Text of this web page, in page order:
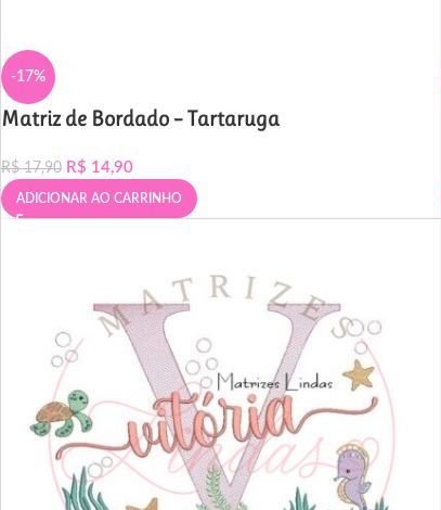
-17%
Matriz de Bordado – Tartaruga
R$17,90 R$ 14,90
ADICIONAR AO CARRINHO